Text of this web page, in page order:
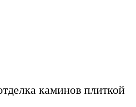
каминов плиткой